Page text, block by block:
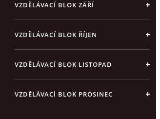
VZDĚLÁVACÍ BLOK ZÁŘÍ
VZDĚLÁVACÍ BLOK ŘÍJEN
VZDĚLÁVACÍ BLOK LISTOPAD
VZDĚLÁVACÍ BLOK PROSINEC